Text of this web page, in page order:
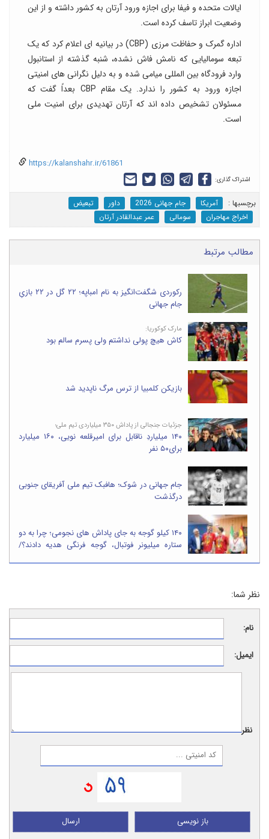
ایالات متحده و فیفا برای اجازه ورود آرتان به کشور داشته و از این
وضعیت ابراز تاسف کرده است.
اداره گمرک و حفاظت مرزی (CBP) در بیانیه ای اعلام کرد که یک
تبعه سومالیایی که نامش فاش نشده، شنبه گذشته از استانبول
وارد فرودگاه بین المللی میامی شده و به دلیل نگرانی های امنیتی
اجازه ورود به کشور را ندارد. یک مقام CBP بعداً گفت که
مسئولان تشخیص داده اند که آرتان تهدیدی برای امنیت ملی
است.
https://kalanshahr.ir/61861
اشتراک گذاری:
برچسب‎ها : آمریکا جام جهانی 2026 داور
تبعیض
اخراج مهاجران
سومالی عمر عبدالقادر آرتان
مطالب مرتبط
رکوردی شگفت‌انگیز به نام امباپه؛ ۲۲ گل در ۲۲ بازیِ
جام جهانی
مارک کوکوریا:
کاش هیچ پولی نداشتم ولی پسرم سالم بود
بازیکن کلمبیا از ترس مرگ ناپدید شد
جزئیات جنجالی از پاداش ۳۵۰ میلیاردی تیم ملی؛
۱۴۰ میلیاردِ ناقابل برای امیرقلعه نویی، ۱۶۰ میلیارد
برای۵۰ نفر
جام جهانی در شوک؛ هافبک تیم ملی آفریقای جنوبی
درگذشت
۱۴۰ کیلو گوجه به جای پاداش های نجومی؛ چرا به دو
ستاره میلیونر فوتبال، گوجه فرنگی هدیه دادند؟/
نظر شما:
نام:
ایمیل:
نظر:
ارسال باز نویسی